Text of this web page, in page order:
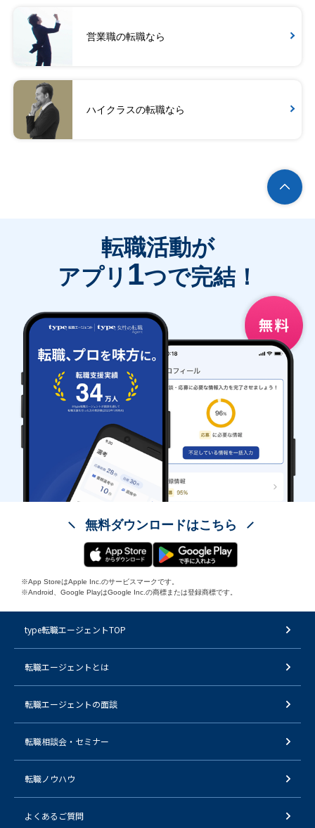
営業職の転職なら
ハイクラスの転職なら
転職活動が
アプリ 1つで完結！
無料ダウンロードはこちら
※App StoreはApple Inc.のサービスマークです。
※Android、Google PlayはGoogle Inc.の商標または登録商標です。
type転職エージェントTOP
転職エージェントとは
転職エージェントの面談
転職相談会・セミナー
転職ノウハウ
よくあるご質問